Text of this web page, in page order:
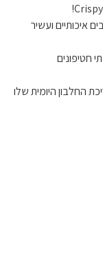
איכותיים ועשיר
חטיפונים
החלבון היומית שלו